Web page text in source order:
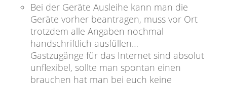
Bei der Geräte Ausleihe kann man die
Geräte vorher beantragen, muss vor Ort
trotzdem alle Angaben nochmal
handschriftlich ausfüllen…
Gastzugänge für das Internet sind absolut
unflexibel, sollte man spontan einen
brauchen hat man bei euch keine